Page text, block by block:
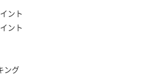
ント
ント
ング